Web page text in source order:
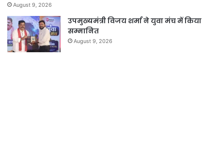
August 9, 2026
उपमुख्यमंत्री विजय शर्मा ने युवा मंच में किया
सम्मानित
August 9, 2026